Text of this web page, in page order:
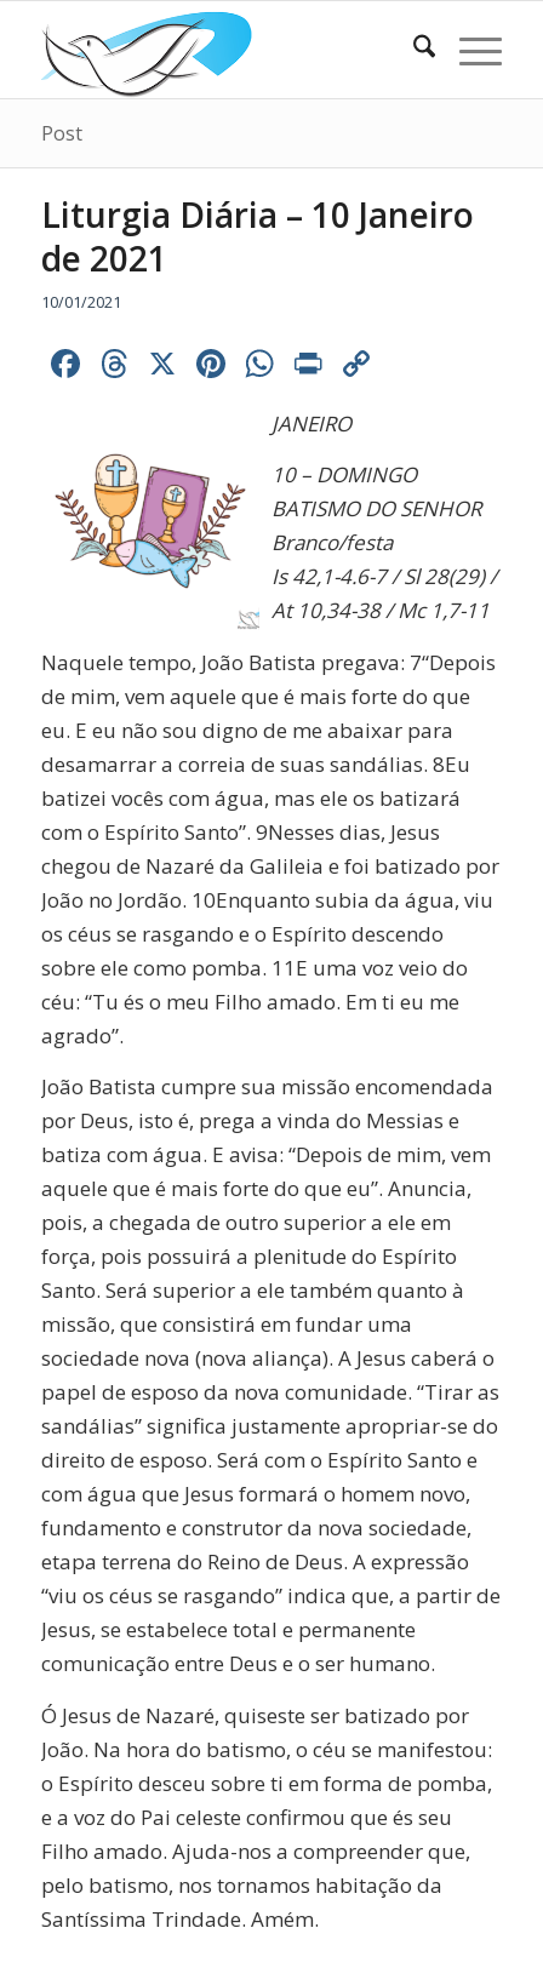
Post
Liturgia Diária – 10 Janeiro
de 2021
10/01/2021
Facebook
Threads
X Pinterest
WhatsApp
Print
JANEIRO
10 – DOMINGO
BATISMO DO SENHOR
Branco/festa
Is 42,1-4.6-7 / Sl 28(29) /
At 10,34-38 / Mc 1,7-11
Naquele tempo, João Batista pregava: 7“Depois
de mim, vem aquele que é mais forte do que
eu. E eu não sou digno de me abaixar para
desamarrar a correia de suas sandálias. 8Eu
batizei vocês com água, mas ele os batizará
com o Espírito Santo”. 9Nesses dias, Jesus
chegou de Nazaré da Galileia e foi batizado por
João no Jordão. 10Enquanto subia da água, viu
os céus se rasgando e o Espírito descendo
sobre ele como pomba. 11E uma voz veio do
céu: “Tu és o meu Filho amado. Em ti eu me
agrado”.
João Batista cumpre sua missão encomendada
por Deus, isto é, prega a vinda do Messias e
batiza com água. E avisa: “Depois de mim, vem
aquele que é mais forte do que eu”. Anuncia,
pois, a chegada de outro superior a ele em
força, pois possuirá a plenitude do Espírito
Santo. Será superior a ele também quanto à
missão, que consistirá em fundar uma
sociedade nova (nova aliança). A Jesus caberá o
papel de esposo da nova comunidade. “Tirar as
sandálias” significa justamente apropriar-se do
direito de esposo. Será com o Espírito Santo e
com água que Jesus formará o homem novo,
fundamento e construtor da nova sociedade,
etapa terrena do Reino de Deus. A expressão
“viu os céus se rasgando” indica que, a partir de
Jesus, se estabelece total e permanente
comunicação entre Deus e o ser humano.
Ó Jesus de Nazaré, quiseste ser batizado por
João. Na hora do batismo, o céu se manifestou:
o Espírito desceu sobre ti em forma de pomba,
e a voz do Pai celeste confirmou que és seu
Filho amado. Ajuda-nos a compreender que,
pelo batismo, nos tornamos habitação da
Santíssima Trindade. Amém.